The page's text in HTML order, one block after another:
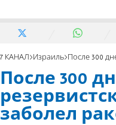
7 КАНАЛ Израиль После 300 дней
После 300
заболел